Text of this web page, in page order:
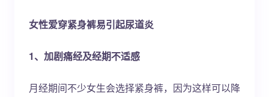
女性爱穿紧身裤易引起尿道炎
1、加剧痛经及经期不适感
月经期间不少女生会选择紧身裤，因为这样可以降